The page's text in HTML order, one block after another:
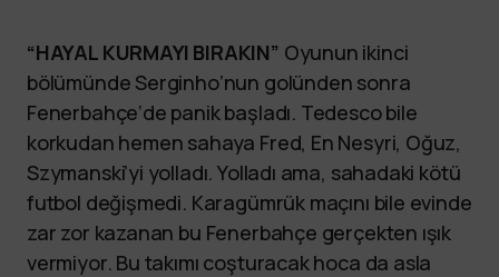
“HAYAL KURMAYI BIRAKIN” Oyunun ikinci
bölümünde Serginho’nun golünden sonra
Fenerbahçe‘de panik başladı. Tedesco bile
korkudan hemen sahaya Fred, En Nesyri, Oğuz,
Szymanski’yi yolladı. Yolladı ama, sahadaki kötü
futbol değişmedi. Karagümrük maçını bile evinde
zar zor kazanan bu Fenerbahçe gerçekten ışık
vermiyor. Bu takımı coşturacak hoca da asla